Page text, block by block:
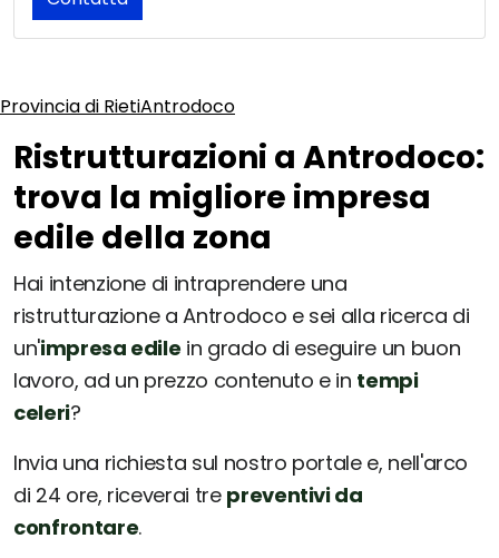
Provincia di RietiAntrodoco
Ristrutturazioni a Antrodoco:
trova la migliore impresa
edile della zona
Hai intenzione di intraprendere una
ristrutturazione a Antrodoco e sei alla ricerca di
un'impresa edile in grado di eseguire un buon
lavoro, ad un prezzo contenuto e in tempi
celeri?
Invia una richiesta sul nostro portale e, nell'arco
di 24 ore, riceverai tre preventivi da
confrontare.